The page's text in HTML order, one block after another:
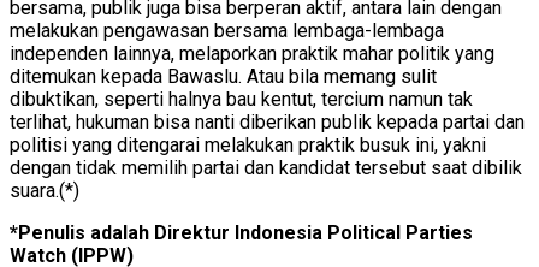
bersama, publik juga bisa berperan aktif, antara lain dengan
melakukan pengawasan bersama lembaga-lembaga
independen lainnya, melaporkan praktik mahar politik yang
ditemukan kepada Bawaslu. Atau bila memang sulit
dibuktikan, seperti halnya bau kentut, tercium namun tak
terlihat, hukuman bisa nanti diberikan publik kepada partai dan
politisi yang ditengarai melakukan praktik busuk ini, yakni
dengan tidak memilih partai dan kandidat tersebut saat dibilik
suara.(*)
*Penulis adalah Direktur Indonesia Political Parties
Watch (IPPW)